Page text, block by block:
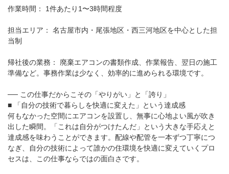
作業時間： 1件あたり1〜3時間程度
担当エリア： 名古屋市内・尾張地区・西三河地区を中心とした担
当制
帰社後の業務： 廃棄エアコンの書類作成、作業報告、翌日の施工
準備など。事務作業は少なく、効率的に進められる環境です。
── この仕事だからこその「やりがい」と「誇り」
■ 「自分の技術で暮らしを快適に変えた」という達成感
何もなかった空間にエアコンを設置し、無事に心地よい風が吹き
出した瞬間。「これは自分がつけたんだ」という大きな手応えと
達成感を味わうことができます。配線や配管を一本ずつ丁寧につ
なぎ、自分の技術によって誰かの住環境を快適に変えていくプロ
セスは、この仕事ならではの面白さです。